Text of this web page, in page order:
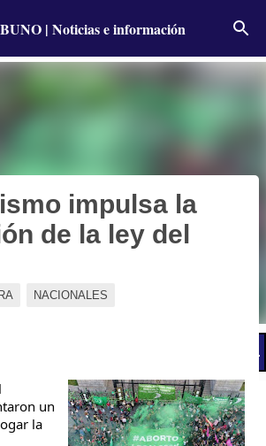
Ir al contenido principal
| Noticias e información
impulsa la
de la ley del
NACIONALES
un
la